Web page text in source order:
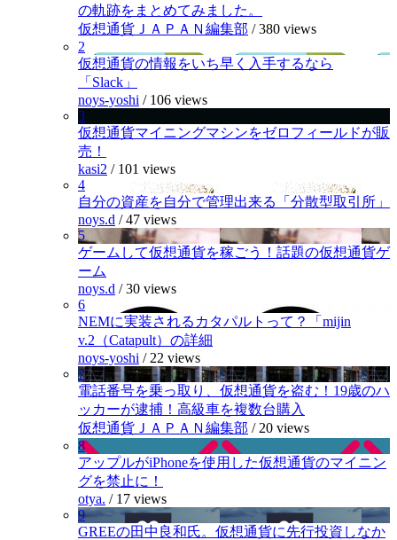
の軌跡をまとめてみました。
仮想通貨ＪＡＰＡＮ編集部 /380 views
2
仮想通貨の情報をいち早く入手するなら
「Slack」
noys-yoshi / 106 views
3
仮想通貨マイニングマシンをゼロフィールドが販
売！
kasi2 / 101 views
4
自分の資産を自分で管理出来る「分散型取引所」
noys.d /47 views
5
ゲームして仮想通貨を稼ごう！話題の仮想通貨ゲ
ーム
noys.d /30 views
6
NEMに実装されるカタパルトって？「mijin
v.2（Catapult）の詳細
noys-yoshi / 22 views
7
電話番号を乗っ取り、仮想通貨を盗む！19歳のハ
ッカーが逮捕！高級車を複数台購入
仮想通貨ＪＡＰＡＮ編集部 / 20 views
8
アップルがiPhoneを使用した仮想通貨のマイニン
グを禁止に！
otya. / 17 views
9
GREEの田中良和氏。仮想通貨に先行投資しなか